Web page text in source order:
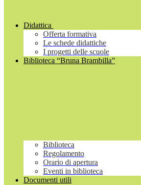
Didattica
Offerta formativa
Le schede didattiche
I progetti delle scuole
Biblioteca “Bruna Brambilla”
Biblioteca
Regolamento
Orario di apertura
Eventi in biblioteca
Documenti utili